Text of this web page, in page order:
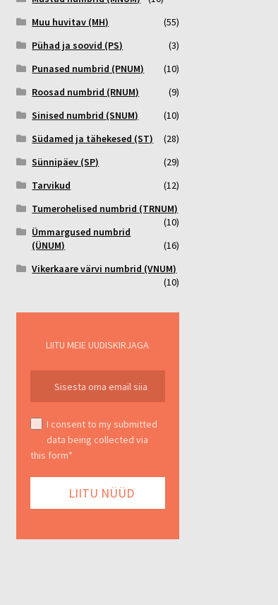
Muu huvitav (MH)
(55)
Pühad ja soovid (PS)
(3)
Punased numbrid (PNUM)
(10)
Roosad numbrid (RNUM)
(9)
Sinised numbrid (SNUM)
(10)
Südamed ja tähekesed (ST)
(28)
Sünnipäev (SP)
(29)
Tarvikud
(12)
Tumerohelised numbrid (TRNUM)
(10)
Ümmargused numbrid
(ÜNUM)
(16)
Vikerkaare värvi numbrid (VNUM)
(10)
LIITU MEIE UUDISKIRJAGA
I consent to my submitted
data being collected via
this form*